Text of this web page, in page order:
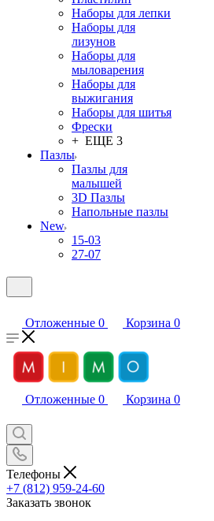
Наборы для лепки
Наборы для
лизунов
Наборы для
мыловарения
Наборы для
выжигания
Наборы для шитья
Фрески
+ ЕЩЕ 3
Пазлы
Пазлы для
малышей
3D Пазлы
Напольные пазлы
New
15-03
27-07
Отложенные 0 Корзина 0
Отложенные 0 Корзина 0
Телефоны
+7 (812) 959-24-60
Заказать звонок